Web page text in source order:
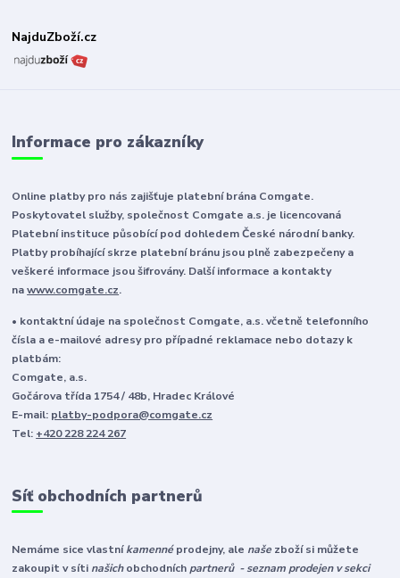
NajduZboží.cz
Informace pro zákazníky
Online platby pro nás zajišťuje platební brána Comgate.
Poskytovatel služby, společnost Comgate a.s. je licencovaná
Platební instituce působící pod dohledem České národní banky.
Platby probíhající skrze platební bránu jsou plně zabezpečeny a
veškeré informace jsou šifrovány. Další informace a kontakty
nawww.comgate.cz.
• kontaktní údaje na společnost Comgate, a.s. včetně telefonního
čísla a e-mailové adresy pro případné reklamace nebo dotazy k
platbám:
Comgate, a.s.
Gočárova třída 1754 / 48b, Hradec Králové
E-mail: platby-podpora@comgate.cz
Tel: +420 228 224 267
Síť obchodních partnerů
Nemáme sice vlastníkamennéprodejny, ale naše zboží si můžete
zakoupit v síti našichobchodních partnerů - seznam prodejen v sekci